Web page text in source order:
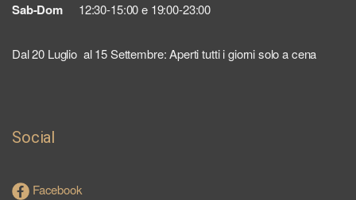
Sab-Dom 12:30-15:00 e 19:00-23:00
Dal 20 Luglio al 15 Settembre: Aperti tutti i giorni solo a cena
Social
Facebook